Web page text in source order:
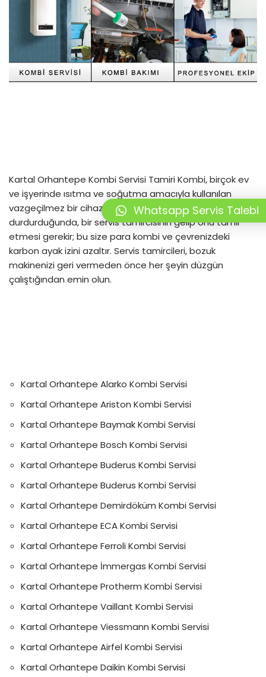
Kartal Orhantepe Kombi Servisi Tamiri Kombi, birçok ev
ve işyerinde ısıtma ve soğutma amacıyla kullanılan
vazgeçilmez bir cihazdır. Kombiniz çalışmayı
durdurduğunda, bir servis tamircisinin gelip onu tamir
etmesi gerekir; bu size para kombi ve çevrenizdeki
karbon ayak izini azaltır. Servis tamircileri, bozuk
makinenizi geri vermeden önce her şeyin düzgün
çalıştığından emin olun.
Kartal Orhantepe Alarko Kombi Servisi
Kartal Orhantepe Ariston Kombi Servisi
Kartal Orhantepe Baymak Kombi Servisi
Kartal Orhantepe Bosch Kombi Servisi
Kartal Orhantepe Buderus Kombi Servisi
Kartal Orhantepe Buderus Kombi Servisi
Kartal Orhantepe Demirdöküm Kombi Servisi
Kartal Orhantepe ECA Kombi Servisi
Kartal Orhantepe Ferroli Kombi Servisi
Kartal Orhantepe İmmergas Kombi Servisi
Kartal Orhantepe Protherm Kombi Servisi
Kartal Orhantepe Vaillant Kombi Servisi
Kartal Orhantepe Viessmann Kombi Servisi
Kartal Orhantepe Airfel Kombi Servisi
Kartal Orhantepe Daikin Kombi Servisi
Whatsapp Servis Talebi